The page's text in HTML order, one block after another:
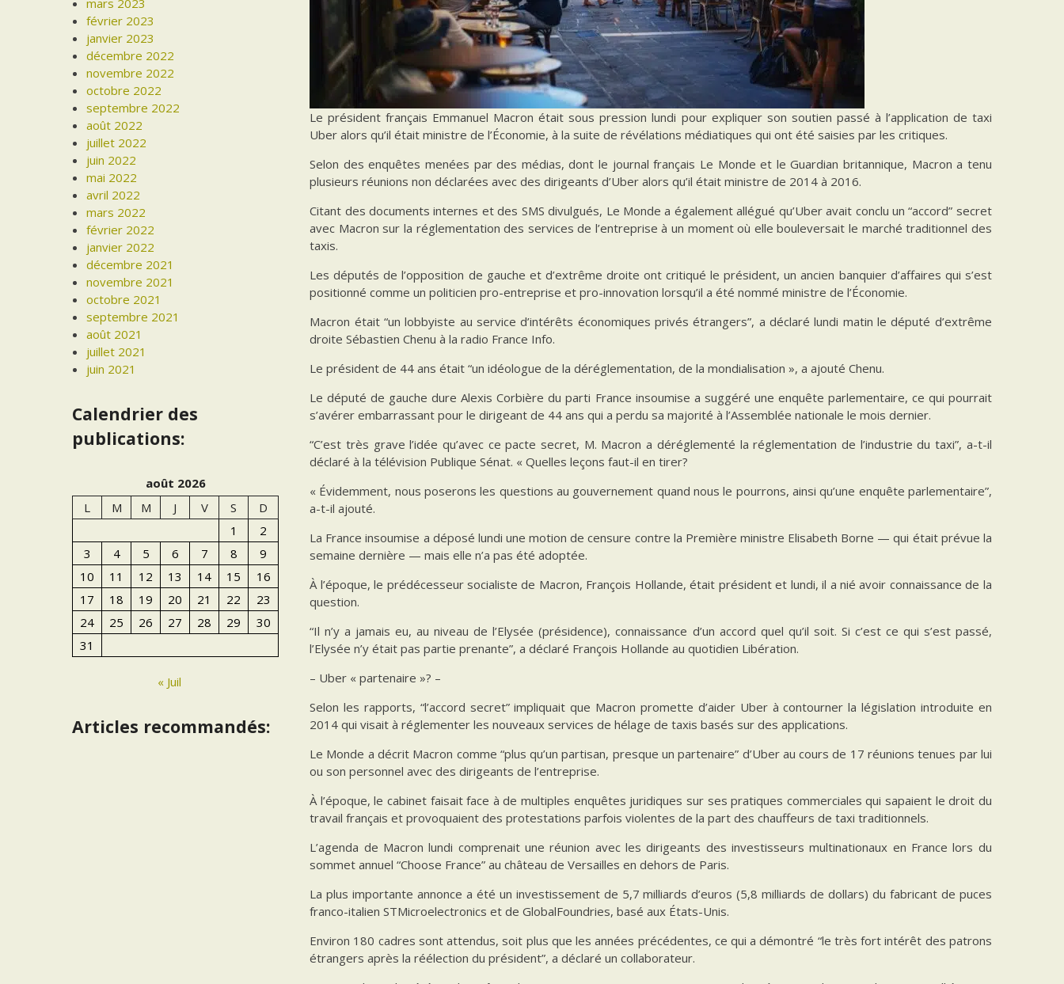
Le président français Emmanuel Macron était sous pression lundi pour expliquer son soutien passé à l’application de taxi
Uber alors qu’il était ministre de l’Économie, à la suite de révélations médiatiques qui ont été saisies par les critiques.
Selon des enquêtes menées par des médias, dont le journal français Le Monde et le Guardian britannique, Macron a tenu
plusieurs réunions non déclarées avec des dirigeants d’Uber alors qu’il était ministre de 2014 à 2016.
Citant des documents internes et des SMS divulgués, Le Monde a également allégué qu’Uber avait conclu un “accord” secret
avec Macron sur la réglementation des services de l’entreprise à un moment où elle bouleversait le marché traditionnel des
taxis.
Les députés de l’opposition de gauche et d’extrême droite ont critiqué le président, un ancien banquier d’affaires qui s’est
positionné comme un politicien pro-entreprise et pro-innovation lorsqu’il a été nommé ministre de l’Économie.
Macron était “un lobbyiste au service d’intérêts économiques privés étrangers”, a déclaré lundi matin le député d’extrême
droite Sébastien Chenu à la radio France Info.
Le président de 44 ans était “un idéologue de la déréglementation, de la mondialisation », a ajouté Chenu.
Le député de gauche dure Alexis Corbière du parti France insoumise a suggéré une enquête parlementaire, ce qui pourrait
s’avérer embarrassant pour le dirigeant de 44 ans qui a perdu sa majorité à l’Assemblée nationale le mois dernier.
“C’est très grave l’idée qu’avec ce pacte secret, M. Macron a déréglementé la réglementation de l’industrie du taxi”, a-t-il
déclaré à la télévision Publique Sénat. « Quelles leçons faut-il en tirer?
« Évidemment, nous poserons les questions au gouvernement quand nous le pourrons, ainsi qu’une enquête parlementaire”,
a-t-il ajouté.
La France insoumise a déposé lundi une motion de censure contre la Première ministre Elisabeth Borne — qui était prévue la
semaine dernière — mais elle n’a pas été adoptée.
À l’époque, le prédécesseur socialiste de Macron, François Hollande, était président et lundi, il a nié avoir connaissance de la
question.
“Il n’y a jamais eu, au niveau de l’Elysée (présidence), connaissance d’un accord quel qu’il soit. Si c’est ce qui s’est passé,
l’Elysée n’y était pas partie prenante”, a déclaré François Hollande au quotidien Libération.
– Uber « partenaire »? –
Selon les rapports, “l’accord secret” impliquait que Macron promette d’aider Uber à contourner la législation introduite en
2014 qui visait à réglementer les nouveaux services de hélage de taxis basés sur des applications.
Le Monde a décrit Macron comme “plus qu’un partisan, presque un partenaire” d’Uber au cours de 17 réunions tenues par lui
ou son personnel avec des dirigeants de l’entreprise.
À l’époque, le cabinet faisait face à de multiples enquêtes juridiques sur ses pratiques commerciales qui sapaient le droit du
travail français et provoquaient des protestations parfois violentes de la part des chauffeurs de taxi traditionnels.
L’agenda de Macron lundi comprenait une réunion avec les dirigeants des investisseurs multinationaux en France lors du
sommet annuel “Choose France” au château de Versailles en dehors de Paris.
La plus importante annonce a été un investissement de 5,7 milliards d’euros (5,8 milliards de dollars) du fabricant de puces
franco-italien STMicroelectronics et de GlobalFoundries, basé aux États-Unis.
Environ 180 cadres sont attendus, soit plus que les années précédentes, ce qui a démontré “le très fort intérêt des patrons
étrangers après la réélection du président”, a déclaré un collaborateur.
mars 2023
février 2023
janvier 2023
décembre 2022
novembre 2022
octobre 2022
septembre 2022
août 2022
juillet 2022
juin 2022
mai 2022
avril 2022
mars 2022
février 2022
janvier 2022
décembre 2021
novembre 2021
octobre 2021
septembre 2021
août 2021
juillet 2021
juin 2021
Calendrier des
publications:
août 2026
L
M M J V S
D
1
2
3
4 5 6 7 8
9
10
11 12 13 14 15
16
17
18 19 20 21 22
23
24
25 26 27 28 29
30
31
« Juil
Articles recommandés: